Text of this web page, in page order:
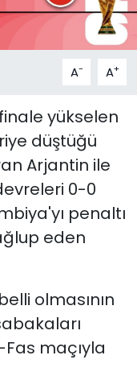
A- A+
yükselen
düştüğü
Arjantin ile
0-0
penaltı
eden
olmasının
maçıyla